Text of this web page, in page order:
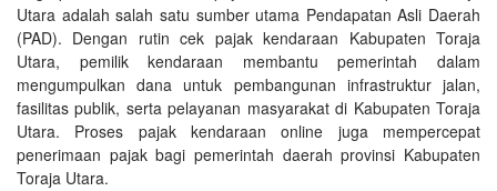
Utara adalah salah satu sumber utama Pendapatan Asli Daerah
(PAD). Dengan rutin cek pajak kendaraan Kabupaten Toraja
Utara, pemilik kendaraan membantu pemerintah dalam
mengumpulkan dana untuk pembangunan infrastruktur jalan,
fasilitas publik, serta pelayanan masyarakat di Kabupaten Toraja
Utara. Proses pajak kendaraan online juga mempercepat
penerimaan pajak bagi pemerintah daerah provinsi Kabupaten
Toraja Utara.